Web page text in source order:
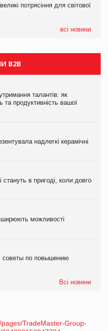
потрясіння для світової
всі новини
півріччі
півріччі
B2B
талантів: як
та продуктивність вашої
надлегкі керамічні
стануть в пригоді, коли довго
можливості
по повышению
Всі новини